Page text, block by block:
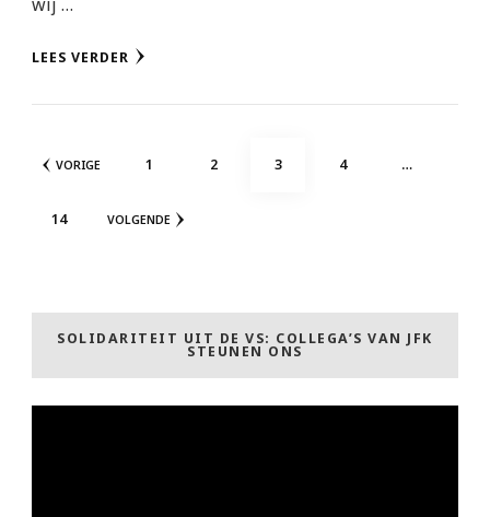
LEES VERDER
Berichten
VORIGE PAGINA
1 PAGINA
2 PAGINA
3 PAGINA
4 …
PAGINA
14 VOLGENDE
SOLIDARITEIT UIT DE VS: COLLEGA’S VAN JFK
STEUNEN ONS